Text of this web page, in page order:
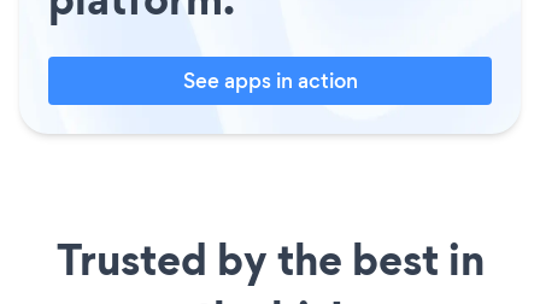
See apps in action
Trusted by the best in